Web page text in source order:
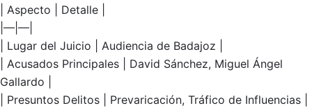
| Aspecto | Detalle |
|—|—|
| Lugar del Juicio | Audiencia de Badajoz |
| Acusados Principales | David Sánchez, Miguel Ángel
Gallardo |
| Presuntos Delitos | Prevaricación, Tráfico de Influencias |